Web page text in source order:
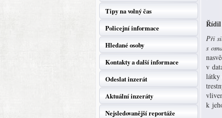
Tipy na volný čas
Policejní informace
Hledané osoby
Kontakty a další informace
Odeslat inzerát
Aktuální inzeráty
Nejsledovanější reportáže
Řídil
Při
s
v
látky
k